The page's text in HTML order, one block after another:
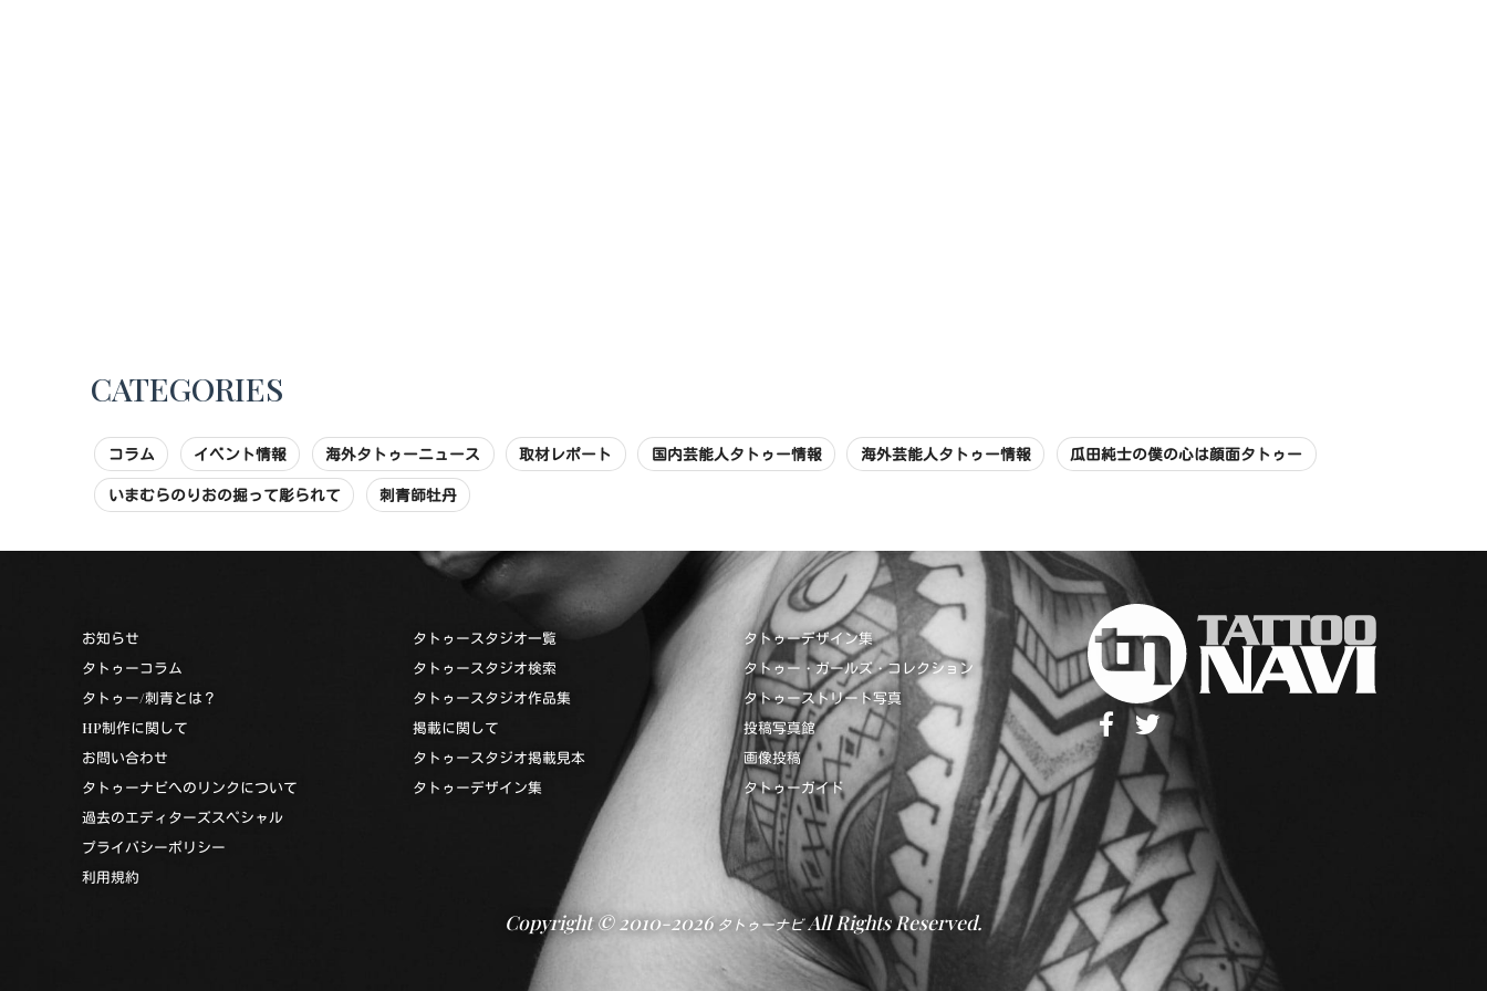
CATEGORIES
コラム イベント情報 海外タトゥーニュース 取材レポート 国内芸能人タトゥー情報 海外芸能人タトゥー情報 瓜田純士の僕の心は顔面タトゥー
いまむらのりおの掘って彫られて 刺青師牡丹
お知らせ
タトゥーコラム
タトゥー/刺青とは？
HP制作に関して
お問い合わせ
タトゥーナビへのリンクについて
過去のエディターズスペシャル
プライバシーポリシー
利用規約
タトゥースタジオ一覧
タトゥースタジオ検索
タトゥースタジオ作品集
掲載に関して
タトゥースタジオ掲載見本
タトゥーデザイン集
タトゥーデザイン集
タトゥー・ガールズ・コレクション
タトゥーストリート写真
投稿写真館
画像投稿
タトゥーガイド
Copyright © 2010-2026タトゥーナビAll Rights Reserved.